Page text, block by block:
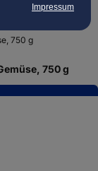
Impressum
750 g